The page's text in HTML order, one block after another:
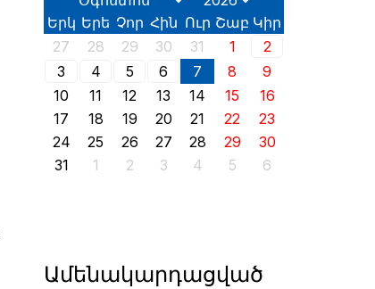
Երկ Երե Չոր Հին Ուր Շաբ Կիր
27
28 29 30 31 1
2
3
4 5 6 7 8
9
10
11 12 13 14 15
16
17
18 19 20 21 22
23
24
25 26 27 28 29
30
31
1 2 3 4 5 6
Ամենակարդացված